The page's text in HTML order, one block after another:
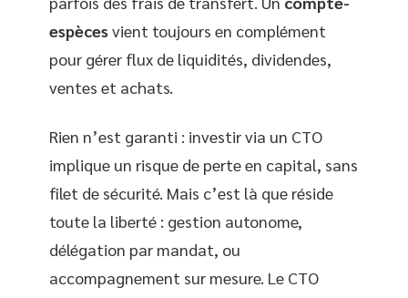
espècesvient toujours en complément
pour gérer flux de liquidités, dividendes,
ventes et achats.
Rien n’est garanti : investir via un CTO
implique un risque de perte en capital, sans
filet de sécurité. Mais c’est là que réside
toute la liberté : gestion autonome,
délégation par mandat, ou
accompagnement sur mesure. Le CTO